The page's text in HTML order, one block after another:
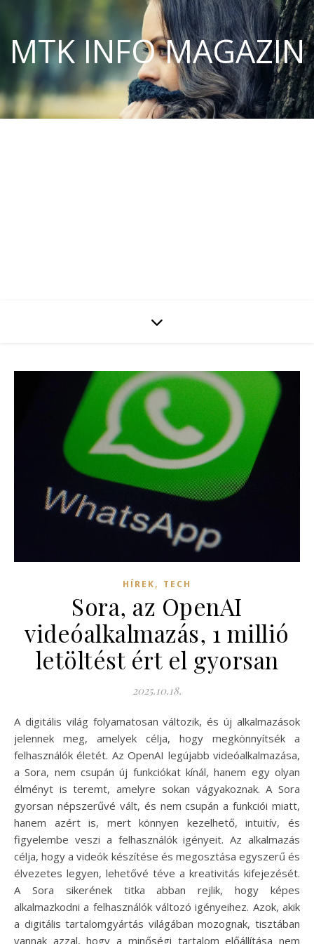
MTK INFO MAGAZIN
HÍREK, TECH
Sora, az OpenAI
videóalkalmazás, 1 millió
letöltést ért el gyorsan
2025.10.18.
A digitális világ folyamatosan változik, és új alkalmazások
jelennek meg, amelyek célja, hogy megkönnyítsék a
felhasználók életét. Az OpenAI legújabb videóalkalmazása,
a Sora, nem csupán új funkciókat kínál, hanem egy olyan
élményt is teremt, amelyre sokan vágyakoznak. A Sora
gyorsan népszerűvé vált, és nem csupán a funkciói miatt,
hanem azért is, mert könnyen kezelhető, intuitív, és
figyelembe veszi a felhasználók igényeit. Az alkalmazás
célja, hogy a videók készítése és megosztása egyszerű és
élvezetes legyen, lehetővé téve a kreativitás kifejezését.
A Sora sikerének titka abban rejlik, hogy képes
alkalmazkodni a felhasználók változó igényeihez. Azok, akik
a digitális tartalomgyártás világában mozognak, tisztában
vannak azzal, hogy a minőségi tartalom előállítása nem